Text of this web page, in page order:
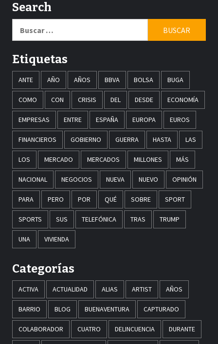
Search
Etiquetas
ANTE AÑO AÑOS BBVA BOLSA BUGA
COMO CON CRISIS DEL DESDE ECONOMÍA
EMPRESAS ENTRE ESPAÑA EUROPA EUROS
FINANCIEROS GOBIERNO GUERRA HASTA LAS
LOS MERCADO MERCADOS MILLONES MÁS
NACIONAL NEGOCIOS NUEVA NUEVO OPINIÓN
PARA PERO POR QUÉ SOBRE SPORT
SPORTS SUS TELEFÓNICA TRAS TRUMP
UNA VIVIENDA
Categorías
ACTIVA ACTUALIDAD ALIAS ARTIST AÑOS
BARRIO BLOG BUENAVENTURA CAPTURADO
COLABORADOR CUATRO DELINCUENCIA DURANTE